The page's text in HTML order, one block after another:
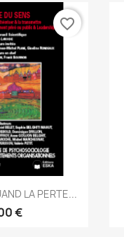
rapide
LA PERTE...
€
favorite_border